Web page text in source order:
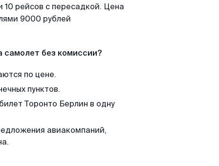
рейсов с пересадкой. Цена
9000 рублей
самолет без комиссии?
по цене.
пунктов.
Торонто Берлин в одну
авиакомпаний,